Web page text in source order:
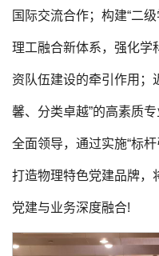
国际交流合作；构建“二
理工融合新体系，强化学
资队伍建设的牵引作用；
馨、分类卓越”的高素质
全面领导，通过实施“标
打造物理特色党建品牌，
党建与业务深度融合!